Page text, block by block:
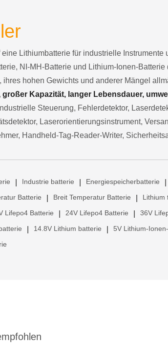
Lithiumbatterie für industrielle
NI-MH-Batterie und Lithium-Ionen-
hohen Gewichts und anderer Mängel
Kapazität, langer Lebensdauer,
Steuerung, Fehlerdetektor,
Laserorientierungsinstrument,
Handheld-Tag-Reader-Writer,
Industrie batterie Energiespeicherbatterie
Batterie Breit Temperatur Batterie Lithium
Lifepo4 Batterie 24V Lifepo4 Batterie 36V
14.8V Lithium batterie 5V Lithium-